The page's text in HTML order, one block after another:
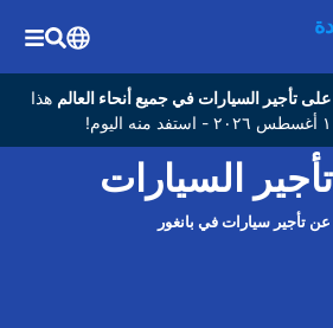
هذا
السيارات
تأجير سيارات في بانغور